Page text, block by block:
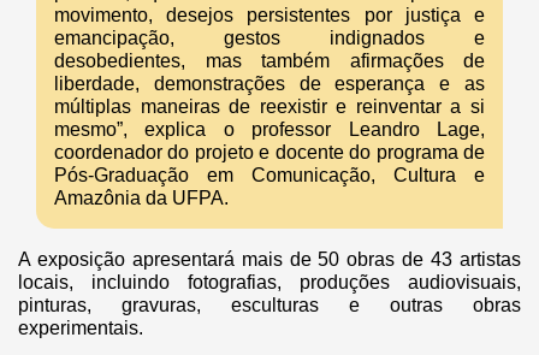
movimento, desejos persistentes por justiça e
emancipação, gestos indignados e
desobedientes, mas também afirmações de
liberdade, demonstrações de esperança e as
múltiplas maneiras de reexistir e reinventar a si
mesmo”, explica o professor Leandro Lage,
coordenador do projeto e docente do programa de
Pós-Graduação em Comunicação, Cultura e
Amazônia da UFPA.
A exposição apresentará mais de 50 obras de 43 artistas
locais, incluindo fotografias, produções audiovisuais,
pinturas, gravuras, esculturas e outras obras
experimentais.